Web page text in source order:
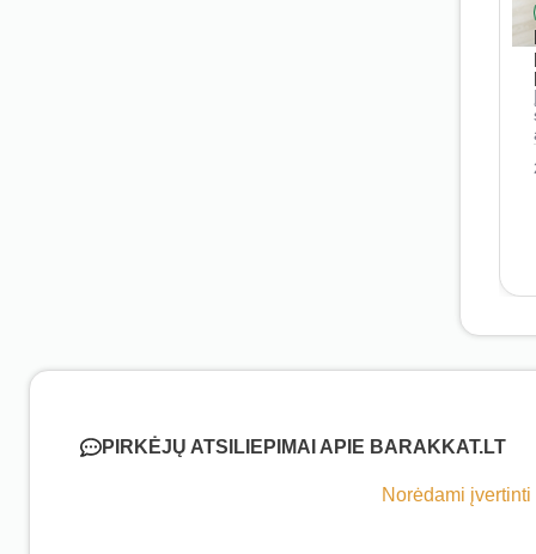
PIRKĖJŲ ATSILIEPIMAI APIE BARAKKAT.LT
Norėdami